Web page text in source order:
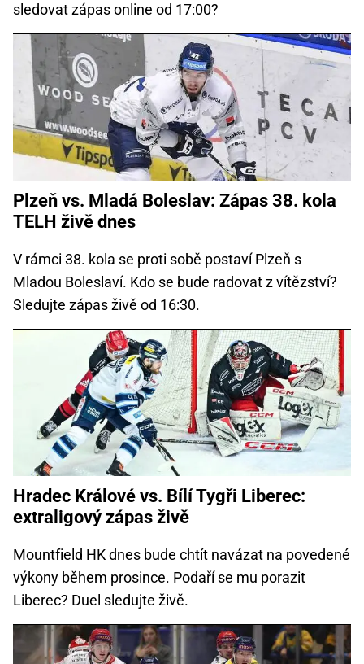
sledovat zápas online od 17:00?
Plzeň vs. Mladá Boleslav: Zápas 38. kola
TELH živě dnes
V rámci 38. kola se proti sobě postaví Plzeň s
Mladou Boleslaví. Kdo se bude radovat z vítězství?
Sledujte zápas živě od 16:30.
Hradec Králové vs. Bílí Tygři Liberec:
extraligový zápas živě
Mountfield HK dnes bude chtít navázat na povedené
výkony během prosince. Podaří se mu porazit
Liberec? Duel sledujte živě.